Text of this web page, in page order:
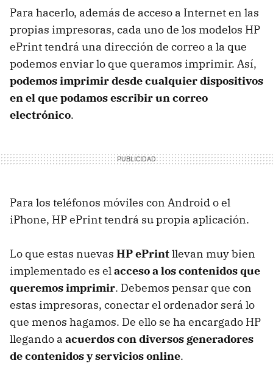
Para hacerlo, además de acceso a Internet en las
propias impresoras, cada uno de los modelos HP
ePrint tendrá una dirección de correo a la que
podemos enviar lo que queramos imprimir. Así,
podemos imprimir desde cualquier dispositivos
en el que podamos escribir un correo
electrónico.
Para los teléfonos móviles con Android o el
iPhone, HP ePrint tendrá su propia aplicación.
Lo que estas nuevas HP ePrintllevan muy bien
implementado es elacceso a los contenidos que
queremos imprimir. Debemos pensar que con
estas impresoras, conectar el ordenador será lo
que menos hagamos. De ello se ha encargado HP
llegando a acuerdos con diversos generadores
de contenidos y servicios online.